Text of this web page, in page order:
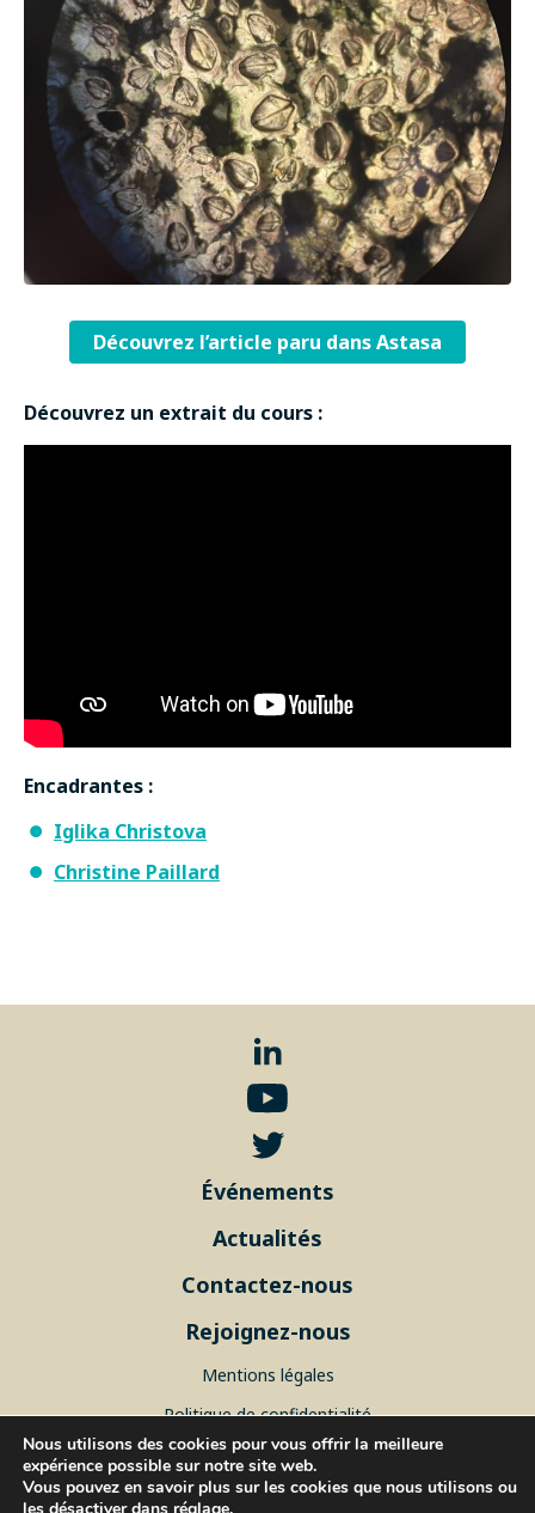
Découvrez l’article paru dans Astasa
Découvrez un extrait du cours :
Encadrantes :
Iglika Christova
Christine Paillard
Événements
Actualités
Contactez-nous
Rejoignez-nous
Mentions légales
Politique de confidentialité
Plan du site
Nous utilisons des cookies pour vous offrir la meilleure
expérience possible sur notre site web.
Vous pouvez en savoir plus sur les cookies que nous utilisons ou